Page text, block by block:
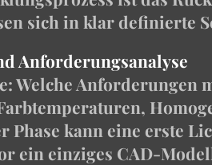
sich in klar definierte
Anforderungsanalyse
Welche
Phase kann eine erste
ein einziges CAD-